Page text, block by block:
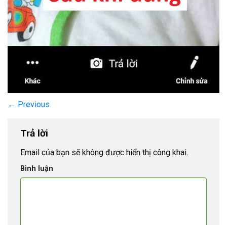
← Previous
Trả lời
Email của bạn sẽ không được hiển thị công khai.
Bình luận